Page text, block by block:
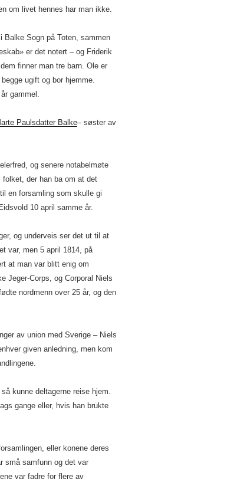
om livet hennes har man ikke.
Balke Sogn på Toten, sammen
er det notert – og Friderik
finner man tre barn. Ole er
ugift og bor hjemme.
gammel.
Paulsdatter Balke– søster av
og senere notabelmøte
der han ba om at det
en forsamling som skulle gi
10 april samme år.
og underveis ser det ut til at
var, men 5 april 1814, på
at man var blitt enig om
Jeger-Corps, og Corporal Niels
nordmenn over 25 år, og den
av union med Sverige – Niels
given anledning, men kom
kunne deltagerne reise hjem.
gange eller, hvis han brukte
eller konene deres
små samfunn og det var
var fadre for flere av